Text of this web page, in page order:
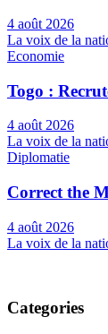
4 août 2026
La voix de la
Economie
Togo :
4 août 2026
La voix de la
Diplomatie
Correct the
4 août 2026
La voix de la
Categories